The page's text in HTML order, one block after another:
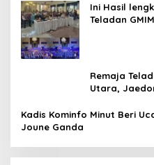
Ini Hasil
Teladan
Remaja
Utara,
Kadis Kominfo Minut Beri
Joune Ganda